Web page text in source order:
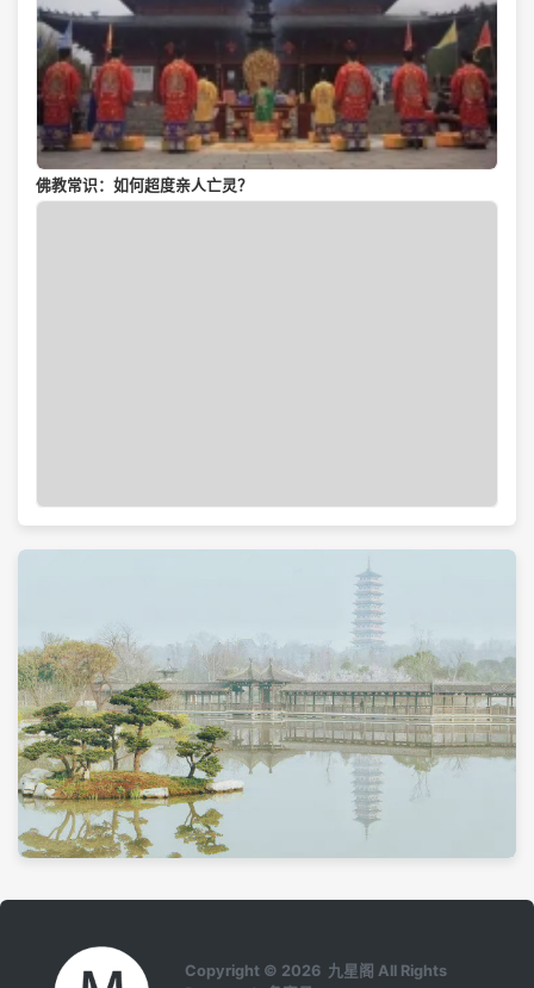
佛教常识：如何超度亲人亡灵？
Copyright © 2026 九星阁 All Rights